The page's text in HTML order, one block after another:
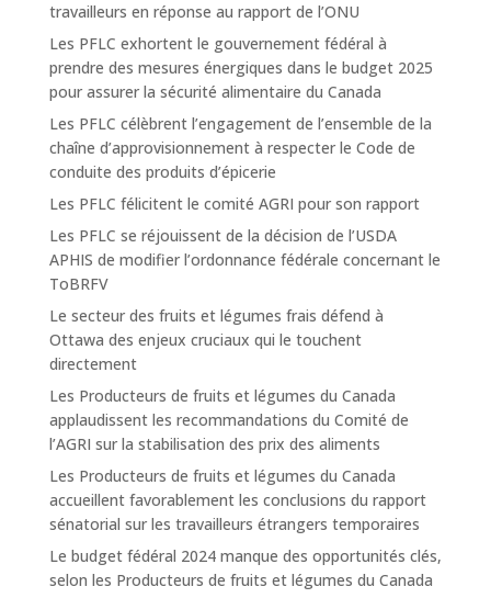
travailleurs en réponse au rapport de l’ONU
Les PFLC exhortent le gouvernement fédéral à
prendre des mesures énergiques dans le budget 2025
pour assurer la sécurité alimentaire du Canada
Les PFLC célèbrent l’engagement de l’ensemble de la
chaîne d’approvisionnement à respecter le Code de
conduite des produits d’épicerie
Les PFLC félicitent le comité AGRI pour son rapport
Les PFLC se réjouissent de la décision de l’USDA
APHIS de modifier l’ordonnance fédérale concernant le
ToBRFV
Le secteur des fruits et légumes frais défend à
Ottawa des enjeux cruciaux qui le touchent
directement
Les Producteurs de fruits et légumes du Canada
applaudissent les recommandations du Comité de
l’AGRI sur la stabilisation des prix des aliments
Les Producteurs de fruits et légumes du Canada
accueillent favorablement les conclusions du rapport
sénatorial sur les travailleurs étrangers temporaires
Le budget fédéral 2024 manque des opportunités clés,
selon les Producteurs de fruits et légumes du Canada